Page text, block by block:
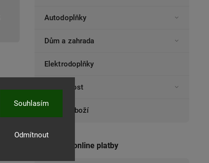
Odmítnout
Souhlasím
Autodoplňky
Dům a zahrada
Elektrodoplňky
Domácnost
Ostatní zboží
Přijímáme online platby